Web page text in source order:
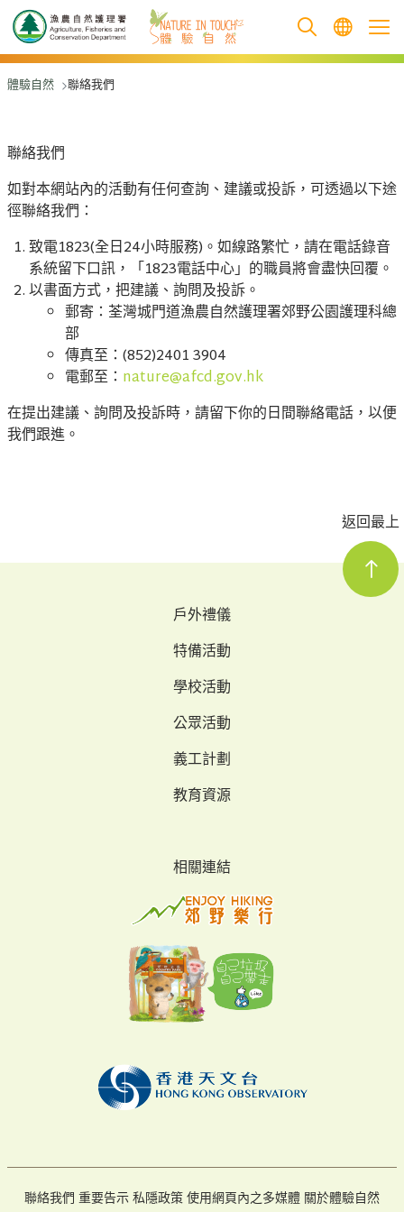
跳至主要內容
體驗自然 聯絡我們
聯絡我們
如對本網站內的活動有任何查詢、建議或投訴，可透過以下途
徑聯絡我們：
致電1823(全日24小時服務)。如線路繁忙，請在電話錄音
系統留下口訊，「1823電話中心」的職員將會盡快回覆。
以書面方式，把建議、詢問及投訴。
郵寄：荃灣城門道漁農自然護理署郊野公園護理科總
部
傳真至：(852)2401 3904
電郵至： nature@afcd.gov.hk
在提出建議、詢問及投訴時，請留下你的日間聯絡電話，以便
我們跟進。
返回最上
戶外禮儀
特備活動
學校活動
公眾活動
義工計劃
教育資源
相關連結
聯絡我們 重要告示私隱政策使用網頁內之多媒體 關於體驗自然